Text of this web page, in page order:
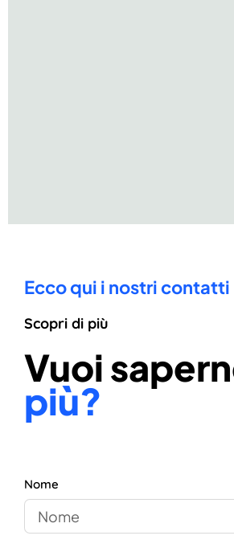
Ecco qui i nostri contatti
Scopri di più
Vuoi
più?
Nome